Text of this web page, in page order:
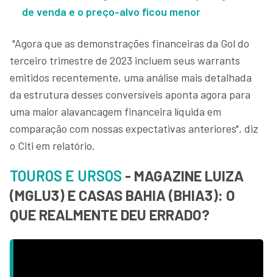
de venda e o preço-alvo ficou menor
"Agora que as demonstrações financeiras da Gol do
terceiro trimestre de 2023 incluem seus warrants
emitidos recentemente, uma análise mais detalhada
da estrutura desses conversíveis aponta agora para
uma maior alavancagem financeira líquida em
comparação com nossas expectativas anteriores", diz
o Citi em relatório.
TOUROS E URSOS - MAGAZINE LUIZA
(MGLU3) E CASAS BAHIA (BHIA3): O
QUE REALMENTE DEU ERRADO?